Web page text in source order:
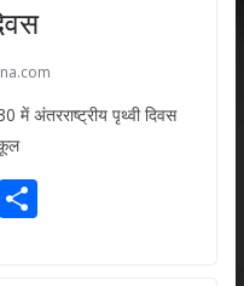
अंतरराष्ट्रीय पृथ्वी दिवस
S